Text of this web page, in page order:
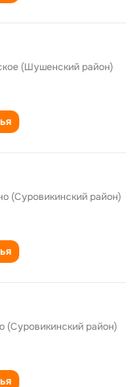
(Шушенский район)
(Суровикинский район)
(Суровикинский район)